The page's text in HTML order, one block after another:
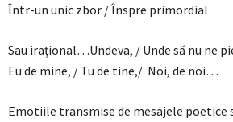
Într-un unic zbor / Înspre primordial
Sau iraţional…Undeva, / Unde să nu ne
Eu de mine, / Tu de tine,/ Noi, de noi…
Emotiile transmise de mesajele poetice